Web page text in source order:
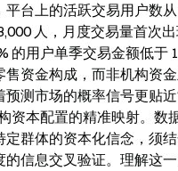
平台上的活跃交易用户数从
人，月度交易量首次
的用户单季交易金额低于
售资金构成，而非机构资
预测市场的概率信号更贴
资本配置的精准映射。数
定群体的资本化信念，须
的信息交叉验证。理解这